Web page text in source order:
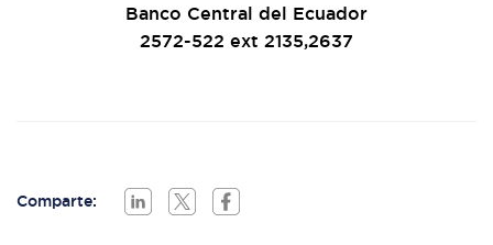
Banco Central del Ecuador
2572-522 ext 2135,2637
Comparte: